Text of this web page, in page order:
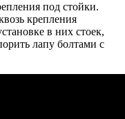
под стойки.
крепления
в них стоек,
лапу болтами с